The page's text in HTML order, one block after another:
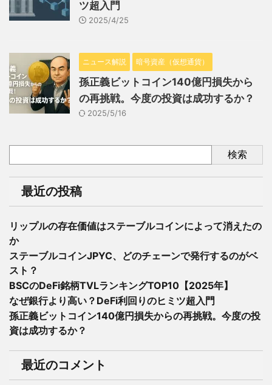
ツ超入門
2025/4/25
ニュース解説 暗号資産（仮想通貨）
孫正義ビットコイン140億円損失から
の再挑戦。今度の投資は成功するか？
2025/5/16
検索
最近の投稿
リップルの存在価値はステーブルコインによって消えたの
か
ステーブルコインJPYC、どのチェーンで発行するのがベ
スト？
BSCのDeFi銘柄TVLランキングTOP10【2025年】
なぜ銀行より高い？DeFi利回りのヒミツ超入門
孫正義ビットコイン140億円損失からの再挑戦。今度の投
資は成功するか？
最近のコメント